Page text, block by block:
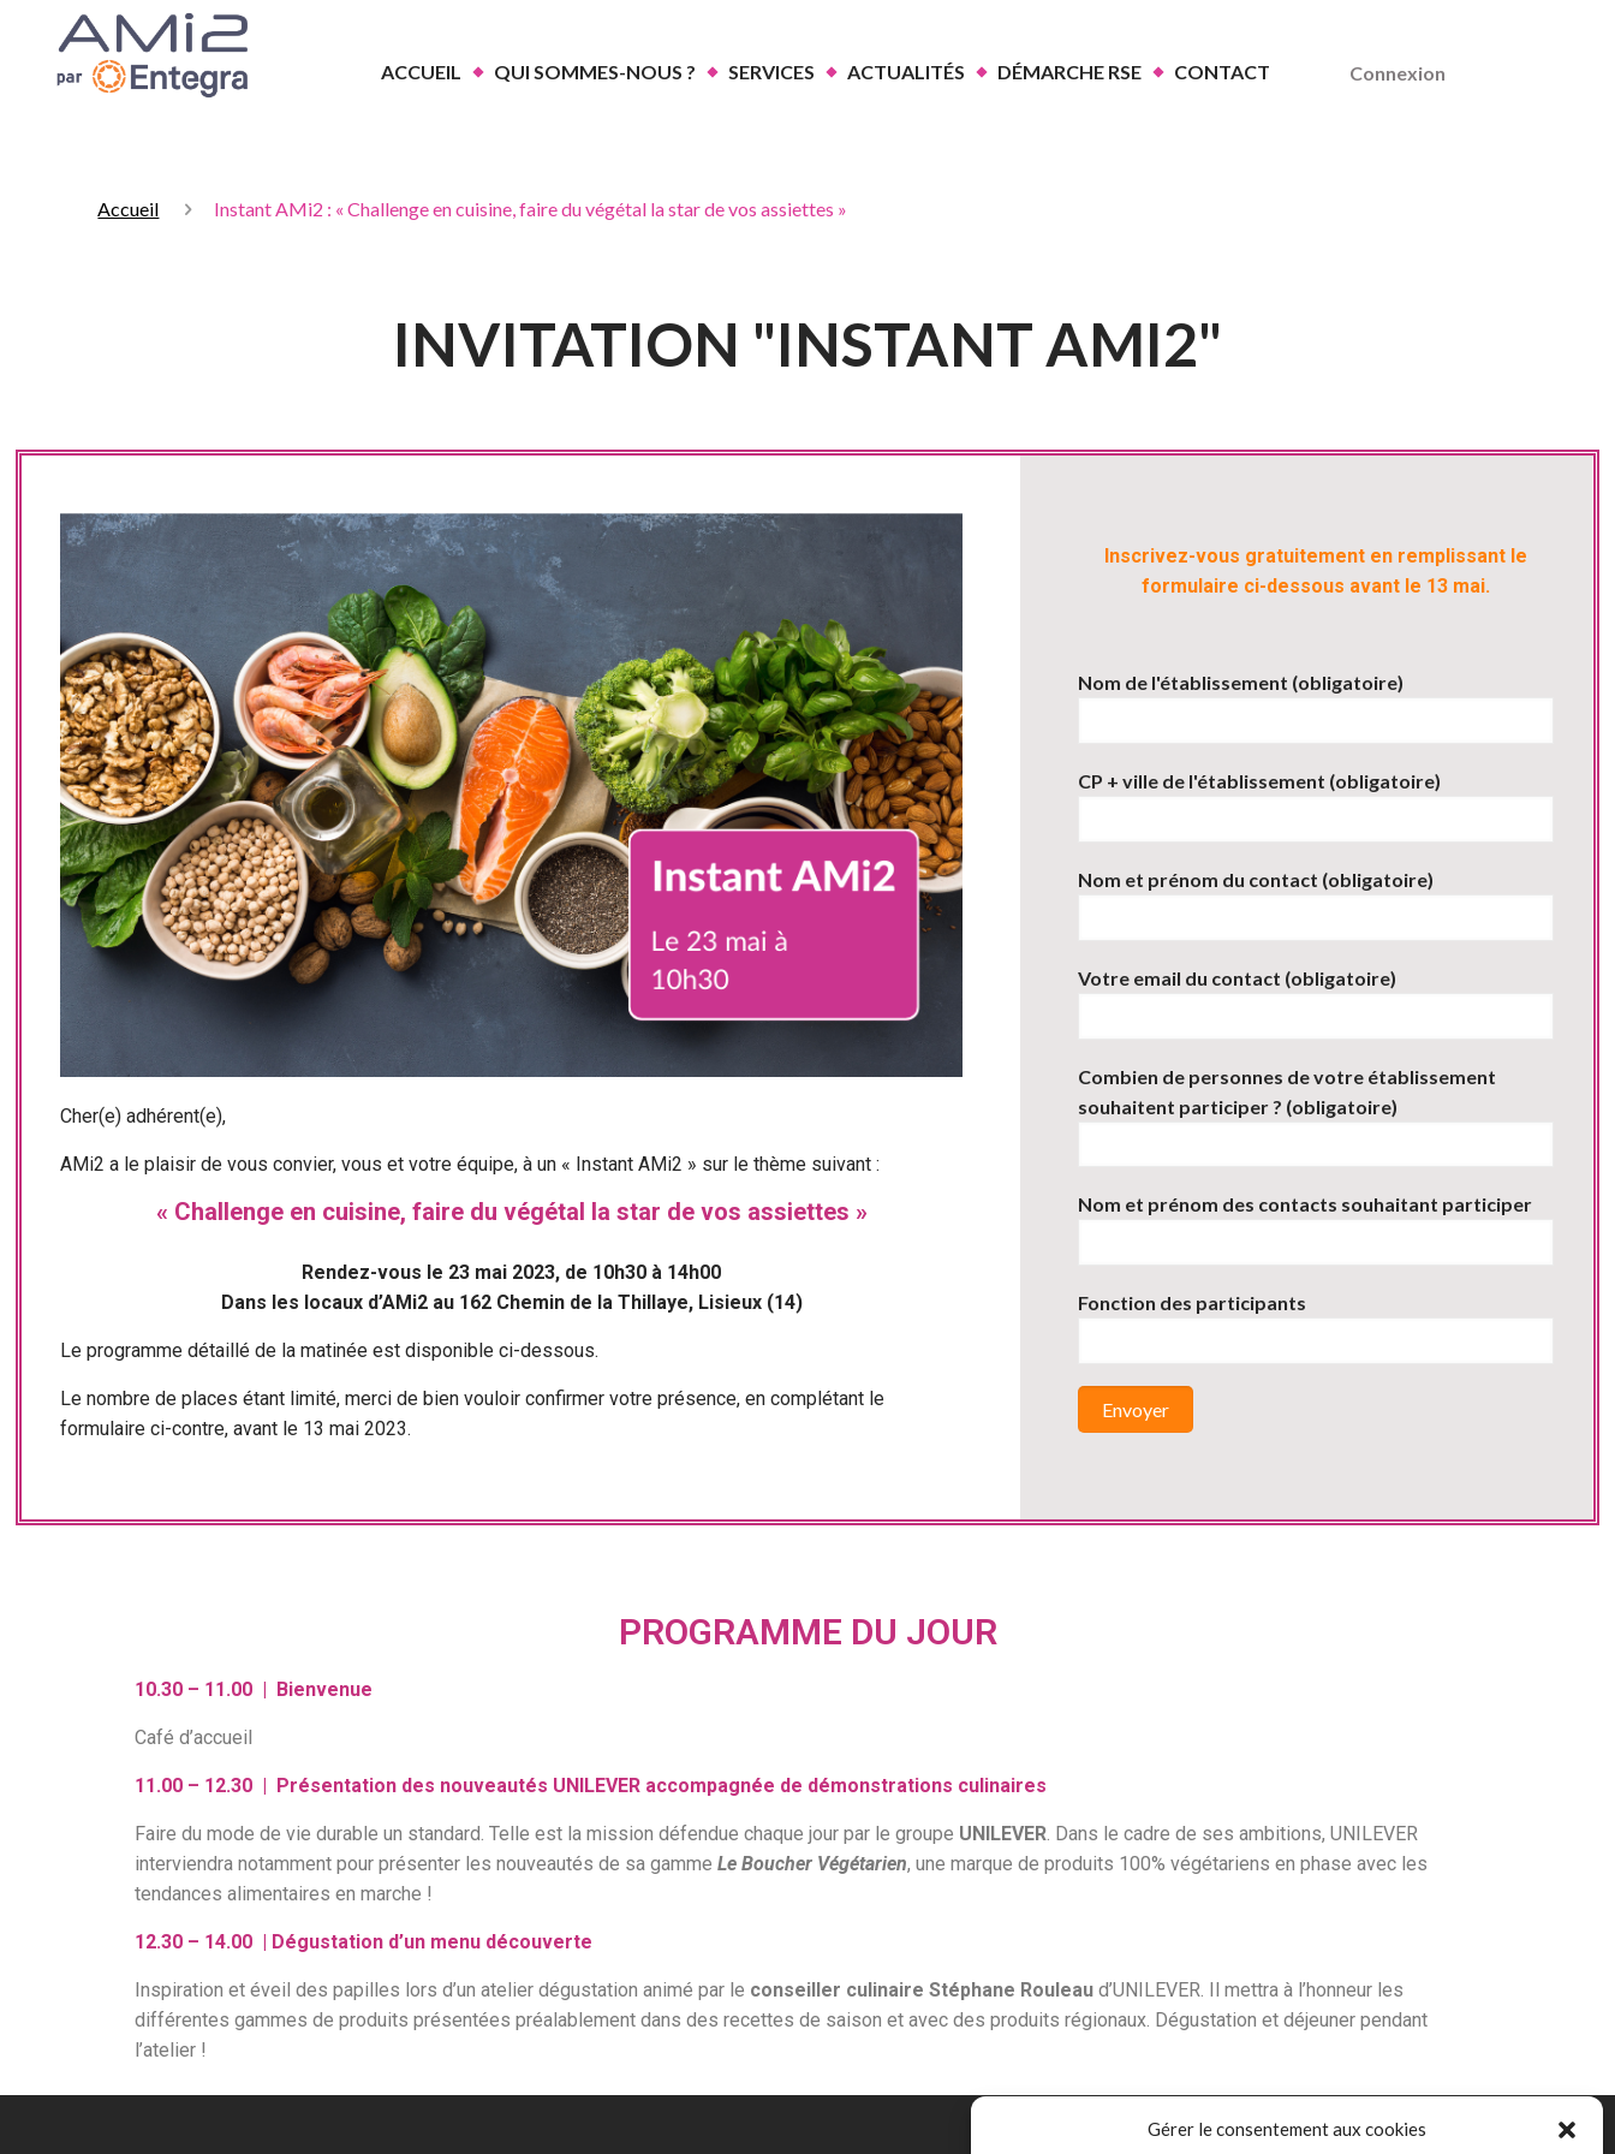
Gérer le consentement aux cookies
ACCUEIL QUI SOMMES-NOUS ? SERVICES ACTUALITÉS DÉMARCHE RSE CONTACT Connexion
Accueil Instant AMi2 : « Challenge en cuisine, faire du végétal la star de vos assiettes »
INVITATION "INSTANT AMI2"
Cher(e) adhérent(e),
AMi2 a le plaisir de vous convier, vous et votre équipe, à un « Instant AMi2 » sur le thème suivant :
« Challenge en cuisine, faire du végétal la star de vos assiettes »
Rendez-vous le 23 mai 2023, de 10h30 à 14h00
Dans les locaux d’AMi2 au 162 Chemin de la Thillaye, Lisieux (14)
Le programme détaillé de la matinée est disponible ci-dessous.
Le nombre de places étant limité, merci de bien vouloir confirmer votre présence, en complétant le
formulaire ci-contre, avant le 13 mai 2023.
Inscrivez-vous gratuitement en remplissant le
formulaire ci-dessous avant le 13 mai.
Nom de l'établissement (obligatoire)
CP + ville de l'établissement (obligatoire)
Nom et prénom du contact (obligatoire)
Votre email du contact (obligatoire)
Combien de personnes de votre établissement
souhaitent participer ? (obligatoire)
Nom et prénom des contacts souhaitant participer
Fonction des participants
PROGRAMME DU JOUR
10.30 – 11.00 | Bienvenue
Café d’accueil
11.00 – 12.30 | Présentation des nouveautés UNILEVER accompagnée de démonstrations culinaires
Faire du mode de vie durable un standard. Telle est la mission défendue chaque jour par le groupe UNILEVER. Dans le cadre de ses ambitions, UNILEVER
interviendra notamment pour présenter les nouveautés de sa gamme Le Boucher Végétarien, une marque de produits 100% végétariens en phase avec les
tendances alimentaires en marche !
12.30 – 14.00 | Dégustation d’un menu découverte
Inspiration et éveil des papilles lors d’un atelier dégustation animé par le conseiller culinaire Stéphane Rouleau d’UNILEVER. Il mettra à l’honneur les
différentes gammes de produits présentées préalablement dans des recettes de saison et avec des produits régionaux. Dégustation et déjeuner pendant
l’atelier !